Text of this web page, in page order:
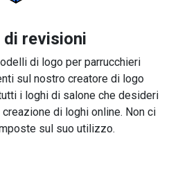
di revisioni
di logo per parrucchieri
sul nostro creatore di logo
i loghi di salone che desideri
di loghi online. Non ci
sul suo utilizzo.